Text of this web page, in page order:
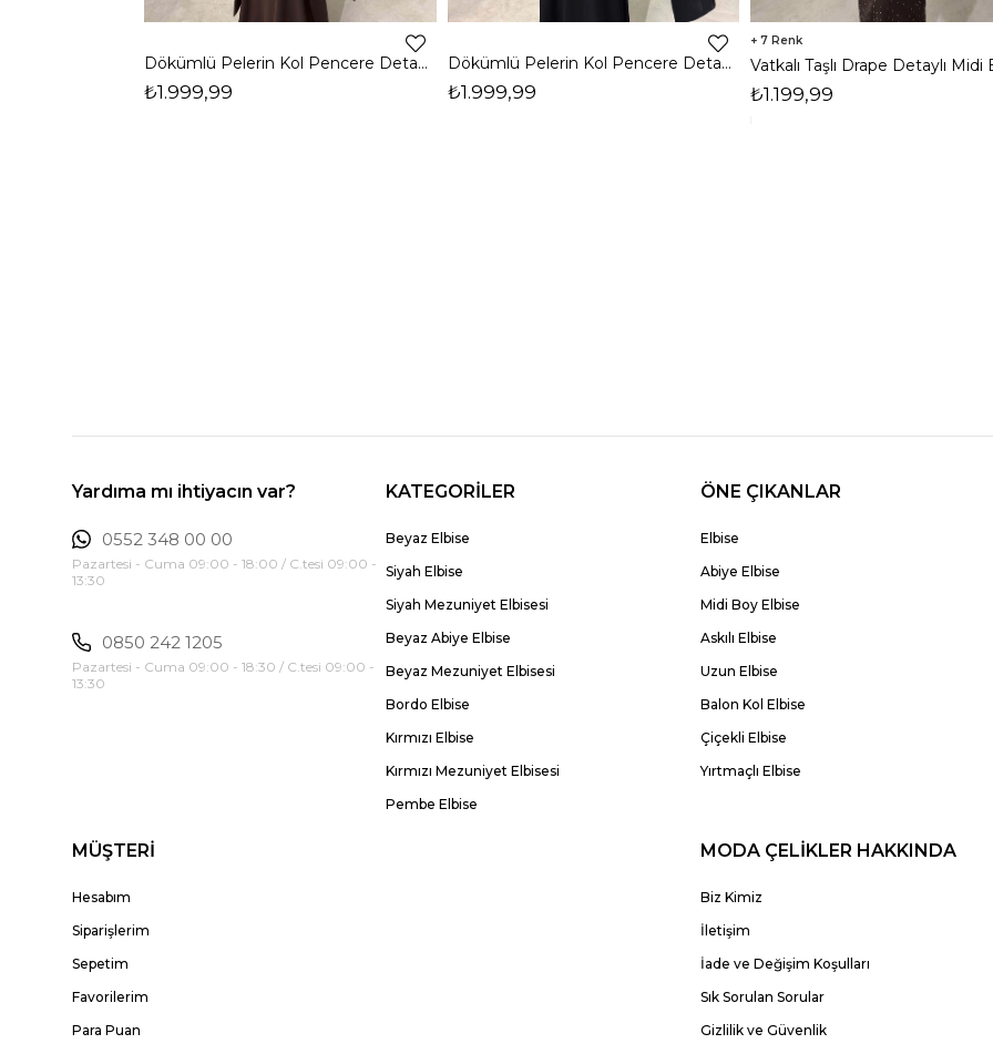
Dökümlü Pelerin Kol Pencere Detaylı Maxi Kahverengi Arlev Kadın Elbise 26Y511
₺1.999,99
Dökümlü Pelerin Kol Pencere Detaylı Maxi Siyah Arlev Kadın Elbise 26Y511
₺1.999,99
7
₺1.199,99
Yardıma mı ihtiyacın var?
0552 348 00 00
Pazartesi - Cuma 09:00 - 18:00 / C.tesi 09:00 -
13:30
0850 242 1205
Pazartesi - Cuma 09:00 - 18:30 / C.tesi 09:00 -
13:30
KATEGORİLER
Beyaz Elbise
Siyah Elbise
Siyah Mezuniyet Elbisesi
Beyaz Abiye Elbise
Beyaz Mezuniyet Elbisesi
Bordo Elbise
Kırmızı Elbise
Kırmızı Mezuniyet Elbisesi
Pembe Elbise
ÖNE ÇIKANLAR
Elbise
Abiye Elbise
Midi Boy Elbise
Askılı Elbise
Uzun Elbise
Balon Kol Elbise
Çiçekli Elbise
Yırtmaçlı Elbise
MÜŞTERİ
Hesabım
Siparişlerim
Sepetim
Favorilerim
Para Puan
MODA ÇELİKLER HAKKINDA
Biz Kimiz
İletişim
İade ve Değişim Koşulları
Sık Sorulan Sorular
Gizlilik ve Güvenlik